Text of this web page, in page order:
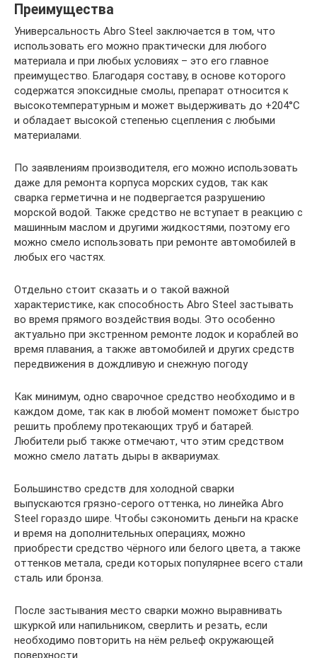
Преимущества
Универсальность Abro Steel заключается в том, что
использовать его можно практически для любого
материала и при любых условиях – это его главное
преимущество. Благодаря составу, в основе которого
содержатся эпоксидные смолы, препарат относится к
высокотемпературным и может выдерживать до +204°С
и обладает высокой степенью сцепления с любыми
материалами.
По заявлениям производителя, его можно использовать
даже для ремонта корпуса морских судов, так как
сварка герметична и не подвергается разрушению
морской водой. Также средство не вступает в реакцию с
машинным маслом и другими жидкостями, поэтому его
можно смело использовать при ремонте автомобилей в
любых его частях.
Отдельно стоит сказать и о такой важной
характеристике, как способность Abro Steel застывать
во время прямого воздействия воды. Это особенно
актуально при экстренном ремонте лодок и кораблей во
время плавания, а также автомобилей и других средств
передвижения в дождливую и снежную погоду
Как минимум, одно сварочное средство необходимо и в
каждом доме, так как в любой момент поможет быстро
решить проблему протекающих труб и батарей.
Любители рыб также отмечают, что этим средством
можно смело латать дыры в аквариумах.
Большинство средств для холодной сварки
выпускаются грязно-серого оттенка, но линейка Abro
Steel гораздо шире. Чтобы сэкономить деньги на краске
и время на дополнительных операциях, можно
приобрести средство чёрного или белого цвета, а также
оттенков метала, среди которых популярнее всего стали
сталь или бронза.
После застывания место сварки можно выравнивать
шкуркой или напильником, сверлить и резать, если
необходимо повторить на нём рельеф окружающей
поверхности.